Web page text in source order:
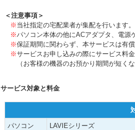
＜注意事項＞
※ 当社指定の宅配業者が集配を行います
※パソコン本体の他にACアダプタ、電源
※保証期間に関わらず、本サービスは有
※サービスお申し込みの際にサービス料
（お客様の機器のお預かり期間が短く
サービス対象と料金
パソコン LAVIEシリーズ